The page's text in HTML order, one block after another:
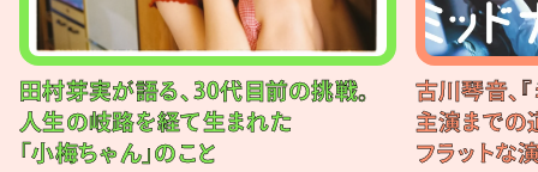
田村芽実が語る、30代目前の挑戦。
人生の岐路を経て生まれた
「小梅ちゃん」のこと
古川琴音、
主演までの
フラットな